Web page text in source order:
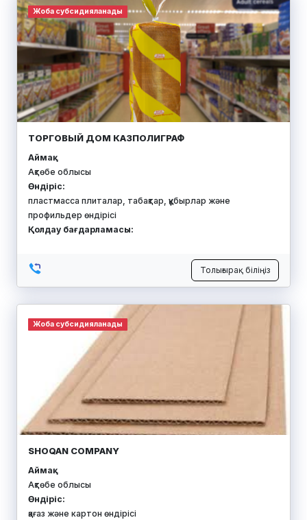
Жоба субсидияланады
ТОРГОВЫЙ ДОМ КАЗПОЛИГРАФ
Аймақ:
Ақтөбе облысы
Өндіріс:
пластмасса плиталар, табақтар, құбырлар және
профильдер өндірісі
Қолдау бағдарламасы:
Толығырақ біліңіз
Жоба субсидияланады
SHOQAN COMPANY
Аймақ:
Ақтөбе облысы
Өндіріс:
қағаз және картон өндірісі